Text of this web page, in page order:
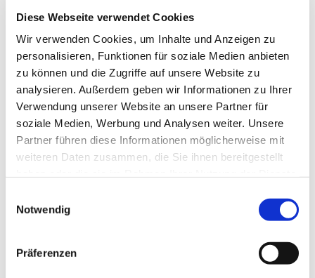
Diese Webseite verwendet Cookies
Wir verwenden Cookies, um Inhalte und Anzeigen zu
personalisieren, Funktionen für soziale Medien anbieten
zu können und die Zugriffe auf unsere Website zu
analysieren. Außerdem geben wir Informationen zu Ihrer
Verwendung unserer Website an unsere Partner für
soziale Medien, Werbung und Analysen weiter. Unsere
Partner führen diese Informationen möglicherweise mit
weiteren Daten zusammen, die Sie ihnen bereitgestellt
Notwendig
Präferenzen
Dies könnte Sie auch
interessieren